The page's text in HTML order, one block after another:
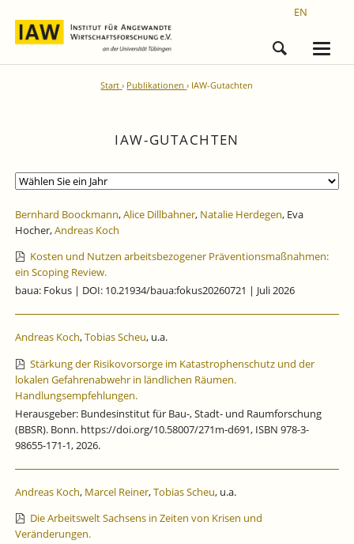
EN
Start Publikationen IAW-Gutachten
IAW-GUTACHTEN
Bernhard Boockmann,Alice Dillbahner, Natalie Herdegen, Eva
Hocher,Andreas Koch
Kosten und Nutzen arbeitsbezogener Präventionsmaßnahmen:
ein Scoping Review.
baua: Fokus | DOI: 10.21934/baua:fokus20260721 | Juli 2026
Andreas Koch,Tobias Scheu, u.a.
Stärkung der Risikovorsorge im Katastrophenschutz und der
lokalen Gefahrenabwehr in ländlichen Räumen.
Handlungsempfehlungen.
Herausgeber: Bundesinstitut für Bau-, Stadt- und Raumforschung
(BBSR). Bonn. https://doi.org/10.58007/271m-d691, ISBN 978-3-
98655-171-1, 2026.
Andreas Koch, Marcel Reiner,Tobias Scheu, u.a.
Die Arbeitswelt Sachsens in Zeiten von Krisen und
Veränderungen.